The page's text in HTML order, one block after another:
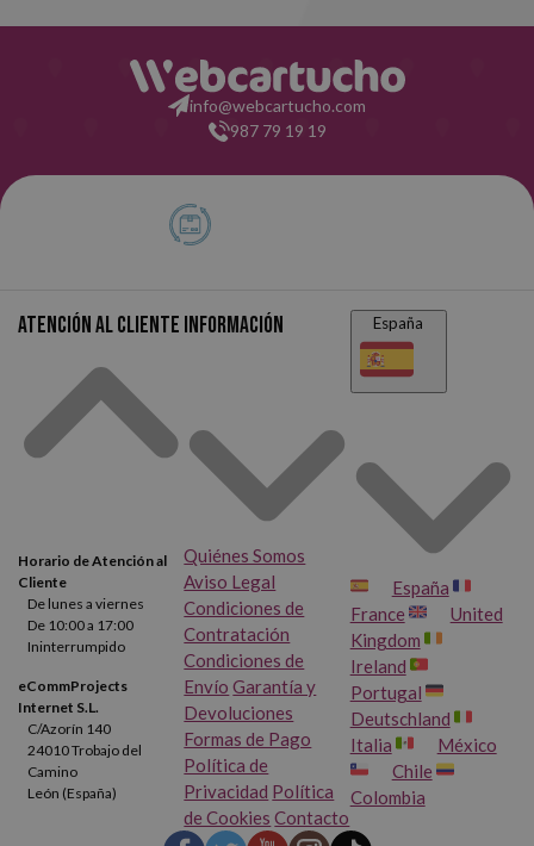
info@webcartucho.com
987 79 19 19
Atención al cliente
Horario de Atención al
Cliente
De lunes a viernes
De 10:00 a 17:00
Ininterrumpido
eCommProjects
Internet S.L.
C/Azorín 140
24010 Trobajo del
Camino
León (España)
Información
Quiénes Somos
Aviso Legal
Condiciones de
Contratación
Condiciones de
Envío Garantía y
Devoluciones
Formas de Pago
Política de
Privacidad Política
de Cookies Contacto
España
España
France
United
Kingdom
Ireland
Portugal
Deutschland
Italia
México
Chile
Colombia